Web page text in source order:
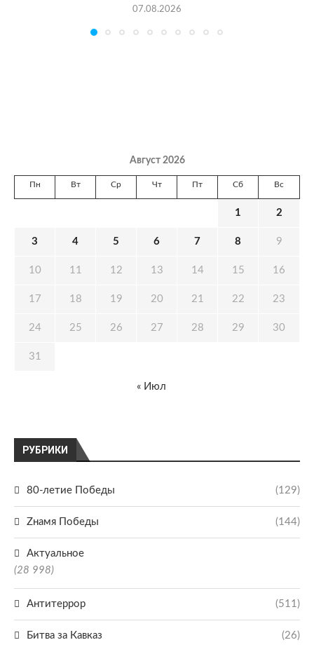
07.08.2026
РУБРИКИ
80-летие Победы (129)
Zнамя Победы (144)
Актуальное
(28 998)
Антитеррор (511)
Битва за Кавказ (26)
Август 2026
Пн Вт Ср Чт Пт Сб Вс
1 2
3 4 5 6 7 8 9
10 11 12 13 14 15 16
17 18 19 20 21 22 23
24 25 26 27 28 29 30
31
« Июл